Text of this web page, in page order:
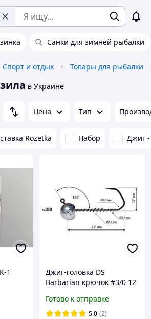
Санки для зимней рыбалки
Спорт и отдых Товары для рыбалки
в Украине
Цена Тип
Rozetka Набор Джиг -
1 Джиг-головка DS
Barbarian крючок #3/0 12
Готово к отправке
5.0 (2)